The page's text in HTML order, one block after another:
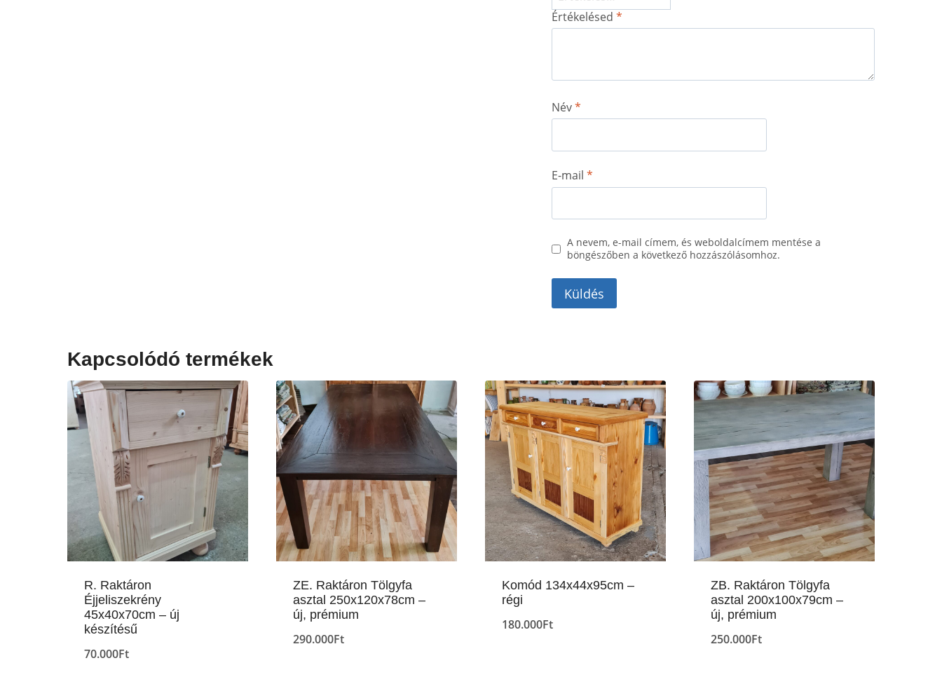
Értékelésed*
Név*
E-mail*
A nevem, e-mail címem, és weboldalcímem mentése a
böngészőben a következő hozzászólásomhoz.
Kapcsolódó termékek
R. Raktáron
Éjjeliszekrény
45x40x70cm – új
készítésű
70.000Ft
ZE. Raktáron Tölgyfa
asztal 250x120x78cm –
új, prémium
290.000Ft
Komód 134x44x95cm –
régi
180.000Ft
ZB. Raktáron Tölgyfa
asztal 200x100x79cm –
új, prémium
250.000Ft